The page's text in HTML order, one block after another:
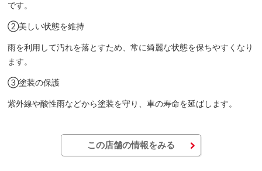
です。
②美しい状態を維持
雨を利用して汚れを落とすため、常に綺麗な状態を保ちやすくなり
ます。
③塗装の保護
紫外線や酸性雨などから塗装を守り、車の寿命を延ばします。
この店舗の情報をみる